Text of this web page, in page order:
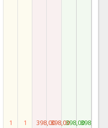
1 1 398,00398,00398,00398,00